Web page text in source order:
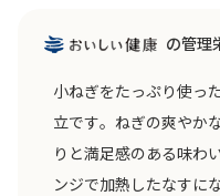
の管理
小ねぎをたっぷり使っ
立です。ねぎの爽やか
りと満足感のある味わ
ンジで加熱したなすに